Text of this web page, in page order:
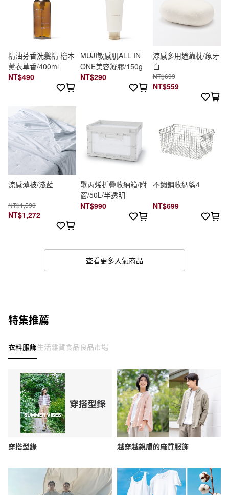
精油芬香洗髮精 檜木
薰衣草香/400ml
NT$490
MUJI敏感肌ALL IN
ONE美容凝膠/150g
NT$290
涼感多用途靠枕/象牙
白
NT$699
NT$559
涼感薄被/淺藍
NT$1,590
NT$1,272
聚丙烯折疊收納箱/附
窗/50L/半透明
NT$990
不鏽鋼收納籃4
NT$699
查看更多人氣商品
特集推薦
衣料服飾生活雜貨食品良品市場
穿搭型錄 越穿越親膚的麻質服飾